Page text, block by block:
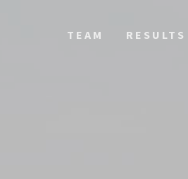
TEAM RESULTS